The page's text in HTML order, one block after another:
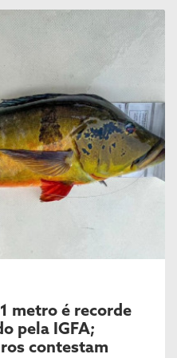
metro é recorde
pela IGFA;
contestam